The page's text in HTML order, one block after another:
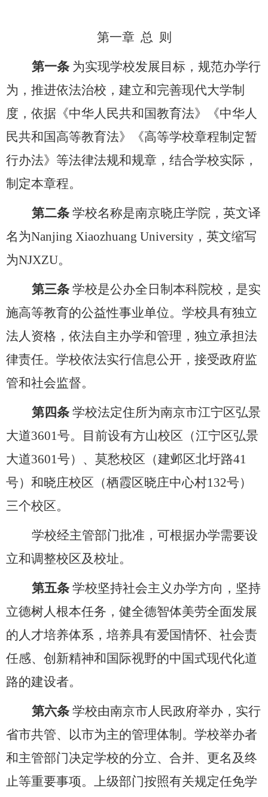
第一章 总 则
第一条 为实现学校发展目标，规范办学行
为，推进依法治校，建立和完善现代大学制
度，依据《中华人民共和国教育法》《中华人
民共和国高等教育法》《高等学校章程制定暂
行办法》等法律法规和规章，结合学校实际，
制定本章程。
第二条 学校名称是南京晓庄学院，英文译
名为Nanjing Xiaozhuang University ，英文缩写
为NJXZU。
第三条 学校是公办全日制本科院校，是实
施高等教育的公益性事业单位。学校具有独立
法人资格，依法自主办学和管理，独立承担法
律责任。学校依法实行信息公开，接受政府监
管和社会监督。
第四条 学校法定住所为南京市江宁区弘景
大道3601号。目前设有方山校区（江宁区弘景
大道3601号）、莫愁校区（建邺区北圩路41
号）和晓庄校区（栖霞区晓庄中心村132号）
三个校区。
学校经主管部门批准， 可根据办学需要设
立和调整校区及校址。
第五条 学校坚持社会主义办学方向，坚持
立德树人根本任务，健全德智体美劳全面发展
的人才培养体系，培养具有爱国情怀、社会责
任感、创新精神和国际视野的中国式现代化道
路的建设者。
第六条 学校由南京市人民政府举办，实行
省市共管、以市为主的管理体制。学校举办者
和主管部门决定学校的分立、合并、更名及终
止等重要事项。上级部门按照有关规定任免学